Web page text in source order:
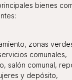
bienes
zonas
comunales,
salón comunal,
y depósito,